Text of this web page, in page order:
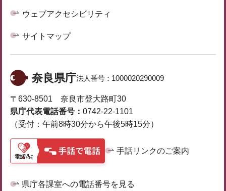
ウェブアクセシビリティ
サイトマップ
奈良県庁法人番号： 1000020290009
〒630-8501 奈良市登大路町30
県庁代表電話番号： 0742-22-1101
（受付：午前8時30分から午後5時15分）
手話リンクのご案内
県庁各課室への電話番号を見る